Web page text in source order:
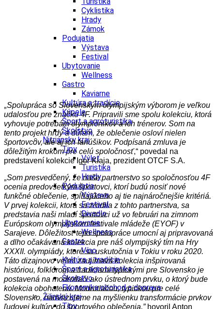
Cyklistika
Hrady
Zámok
Podujatia
Výstava
Festival
Ubytovanie
Wellness
Gastro
Kaviarne
Kultúra a tradície
Kúpele
Šport a agroturistika
Školstvo
Nitriansky kraj
Tipy
Výlet
Turistika
Hrady
Podujatia
Výstava
Festival
Divadlo
Ubytovanie
Wellness
Gastro
Víno
Kultúra a tradície
Šport a agroturistika
Školstvo
Ekonomika obchod a doprava
Žilinský kraj
Tipy
„Spolupráca so Slovenským olympijským výborom je veľkou
udalosťou pre značku 4F. Pripravili sme spolu kolekciu, ktorá
vyhovuje potrebám olympionikov a ich trénerov. Som na
tento projekt hrdý a dúfam, že oblečenie osloví nielen
športovcov, ale aj ich fanúšikov. Podpísaná zmluva je
dôležitým krokom pre celú spoločnosť,“ povedal na
predstavení kolekcie Igor Klaja, prezident OTCF S.A.
„Som presvedčený, že naše partnerstvo so spoločnosťou 4F
ocenia predovšetkým športovci, ktorí budú nosiť nové
funkčné oblečenie, spĺňajúceho aj tie najnáročnejšie kritériá.
V prvej kolekcii, ktorá sa zrodila z tohto partnerstva, sa
predstavia naši mladí športovci už vo februári na zimnom
Európskom olympijskom festivale mládeže (EYOF) v
Sarajeve. Dôležitosť tejto spolupráce umocní aj pripravovaná
a dlho očakávaná kolekcia pre náš olympijský tím na Hry
XXXII. olympiády, ktoré sa uskutočnia v Tokiu v roku 2020.
Táto dizajnovo veľmi zaujímavá kolekcia inšpirovaná
históriou, folklórom a tradíciami typickými pre Slovensko je
postavená na modrotlači ako ústrednom prvku, o ktorý bude
kolekcia obohatená. Modrotlačou, typickou pre celé
Slovensko, nadväzujeme na myšlienku transformácie prvkov
ľudovej kultúry do športového oblečenia,” hovoril Anton